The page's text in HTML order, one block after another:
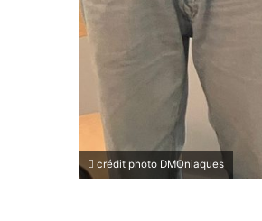
crédit photo DMOniaques